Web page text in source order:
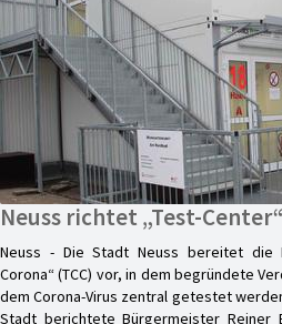
Neuss richtet „Test-
Neuss - Die Stadt Neuss bereitet die
Corona“ (TCC) vor, in dem begründete
dem Corona-Virus zentral getestet
Stadt berichtete Bürgermeister Reiner